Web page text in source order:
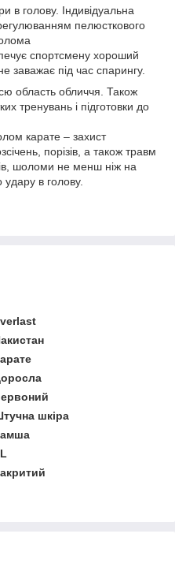
в голову. Індивідуальна
пелюсткового
спортсмену хороший
заважає під час спарингу.
область обличчя. Також
тренувань і підготовки до
карате – захист
порізів, а також травм
шоломи не менш ніж на
в голову.
шкіра